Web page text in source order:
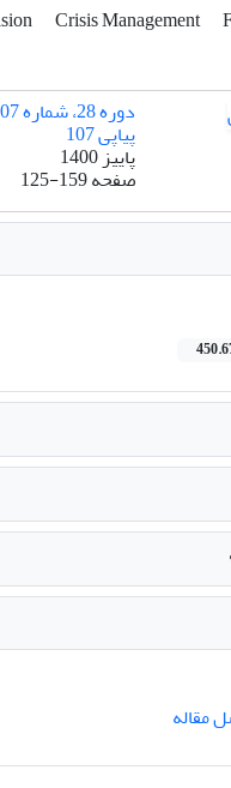
Crisis Management
پیاپی 107
پاییز 1400
صفحه125-159
مقاله